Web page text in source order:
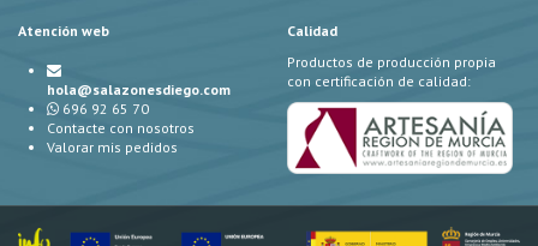
Atención web
hola@salazonesdiego.com
696 92 65 70
Contacte con nosotros
Valorar mis pedidos
Calidad
Productos de producción propia
con certificación de calidad: